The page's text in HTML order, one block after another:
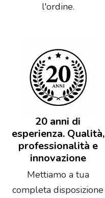
l'ordine.
20 anni di
esperienza. Qualità,
professionalità e
innovazione
Mettiamo a tua
completa disposizione